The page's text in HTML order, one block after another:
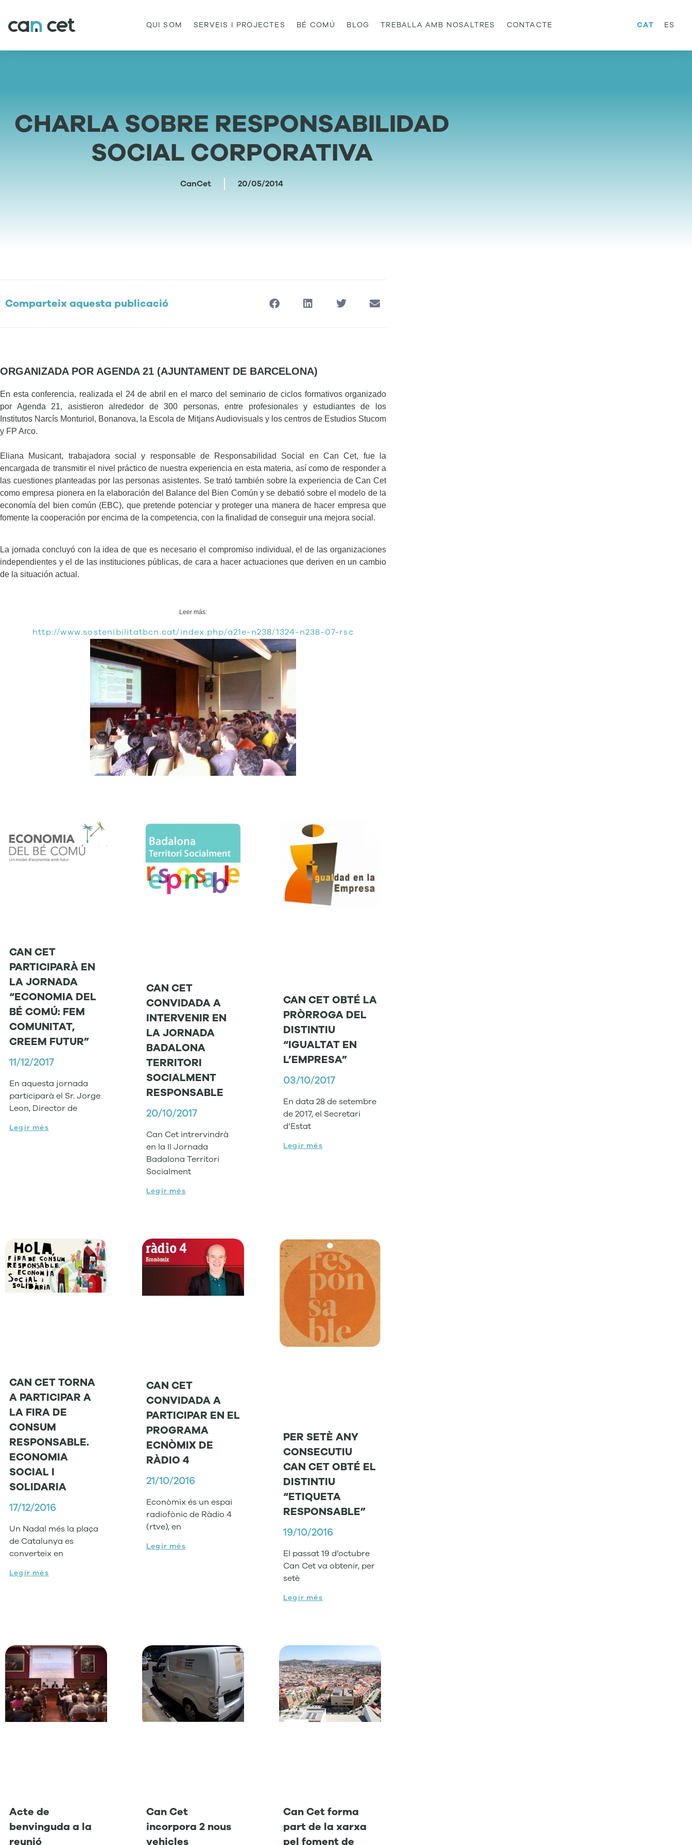
QUI SOM SERVEIS I PROJECTES BÉ COMÚ BLOG TREBALLA AMB NOSALTRES CONTACTE CAT ES
CHARLA SOBRE RESPONSABILIDAD
SOCIAL CORPORATIVA
CanCet 20/05/2014
Comparteix aquesta publicació
ORGANIZADA POR AGENDA 21 (AJUNTAMENT DE BARCELONA)
En esta conferencia, realizada el 24 de abril en el marco del seminario de ciclos formativos organizado
por Agenda 21, asistieron alrededor de 300 personas, entre profesionales y estudiantes de los
Institutos Narcís Monturiol, Bonanova, la Escola de Mitjans Audiovisuals y los centros de Estudios Stucom
y FP Arco.
Eliana Musicant, trabajadora social y responsable de Responsabilidad Social en Can Cet, fue la
encargada de transmitir el nivel práctico de nuestra experiencia en esta materia, así como de responder a
las cuestiones planteadas por las personas asistentes. Setrató también sobre la experiencia de Can Cet
como empresa pionera en la elaboración del Balance del Bien Común y se debatió sobre el modelo de la
economía del bien común (EBC), que pretende potenciar y proteger una manera de hacer empresa que
fomente la cooperación por encima de la competencia, con la finalidad de conseguir una mejora social.
La jornada concluyó con la idea de que es necesario el compromiso individual, el de las organizaciones
independientes y el de las instituciones públicas, de cara a hacer actuaciones que deriven en un cambio
de la situación actual.
Leer más:
http://www.sostenibilitatbcn.cat/index.php/a21e-n238/1324-n238-07-rsc
CAN CET
PARTICIPARÀ EN
LA JORNADA
“ECONOMIA DEL
BÉ COMÚ: FEM
COMUNITAT,
CREEM FUTUR”
11/12/2017
En aquesta jornada
participarà el Sr. Jorge
Leon, Director de
Legir més
CAN CET
CONVIDADA A
INTERVENIR EN
LA JORNADA
BADALONA
TERRITORI
SOCIALMENT
RESPONSABLE
20/10/2017
Can Cet intrervindrà
en la II Jornada
Badalona Territori
Socialment
Legir més
CAN CET OBTÉ LA
PRÒRROGA DEL
DISTINTIU
“IGUALTAT EN
L’EMPRESA”
03/10/2017
En data 28 de setembre
de 2017, el Secretari
d’Estat
Legir més
CAN CET TORNA
A PARTICIPAR A
LA FIRA DE
CONSUM
RESPONSABLE.
ECONOMIA
SOCIAL I
SOLIDARIA
17/12/2016
Un Nadal més la plaça
de Catalunya es
converteix en
Legir més
CAN CET
CONVIDADA A
PARTICIPAR EN EL
PROGRAMA
ECNÒMIX DE
RÀDIO 4
21/10/2016
Econòmix és un espai
radiofònic de Ràdio 4
(rtve), en
Legir més
PER SETÈ ANY
CONSECUTIU
CAN CET OBTÉ EL
DISTINTIU
“ETIQUETA
RESPONSABLE”
19/10/2016
El passat 19 d’octubre
Can Cet va obtenir, per
setè
Legir més
Acte de
benvinguda a la
reunió
Can Cet
incorpora 2 nous
vehicles
Can Cet forma
part de la xarxa
pel foment de